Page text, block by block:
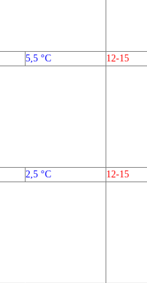
5,5 °C 12-15
2,5 °C 12-15